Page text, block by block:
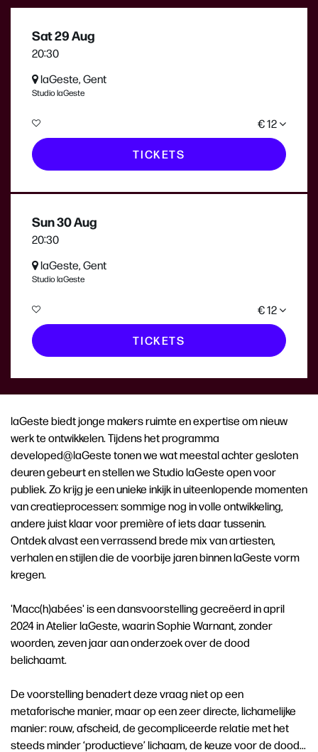
Sat 29 Aug
20:30
laGeste, Gent
Studio laGeste
€ 12
TICKETS
Sun 30 Aug
20:30
laGeste, Gent
Studio laGeste
€ 12
TICKETS
laGeste biedt jonge makers ruimte en expertise om nieuw
werk te ontwikkelen. Tijdens het programma
developed@laGeste tonen we wat meestal achter gesloten
deuren gebeurt en stellen we Studio laGeste open voor
publiek. Zo krijg je een unieke inkijk in uiteenlopende momenten
van creatieprocessen: sommige nog in volle ontwikkeling,
andere juist klaar voor première of iets daar tussenin.
Ontdek alvast een verrassend brede mix van artiesten,
verhalen en stijlen die de voorbije jaren binnen laGeste vorm
kregen.
'Macc(h)abées' is een dansvoorstelling gecreëerd in april
2024 in Atelier laGeste, waarin Sophie Warnant, zonder
woorden, zeven jaar aan onderzoek over de dood
belichaamt.
De voorstelling benadert deze vraag niet op een
metaforische manier, maar op een zeer directe, lichamelijke
manier: rouw, afscheid, de gecompliceerde relatie met het
steeds minder ‘productieve’ lichaam, de keuze voor de dood...